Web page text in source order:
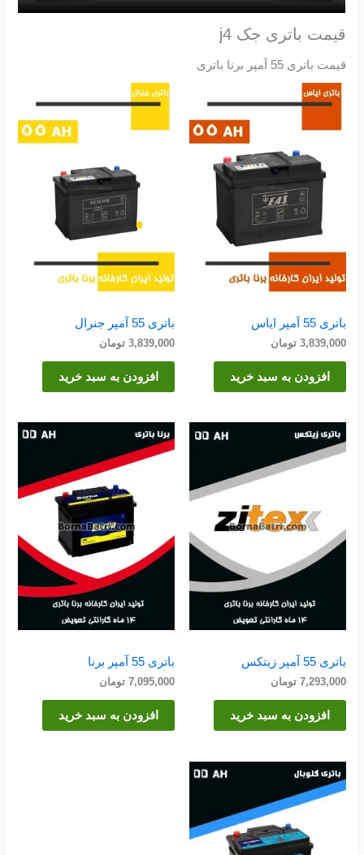
قیمت باتری جک j4
قیمت باتری 55 آمپر برنا باتری
باتری 55 آمپر ایاس
3,839,000 تومان
افزودن به سبد خرید
باتری 55 آمپر جنرال
3,839,000 تومان
افزودن به سبد خرید
باتری 55 آمپر زیتکس
7,293,000 تومان
افزودن به سبد خرید
باتری 55 آمپر برنا
7,095,000 تومان
افزودن به سبد خرید